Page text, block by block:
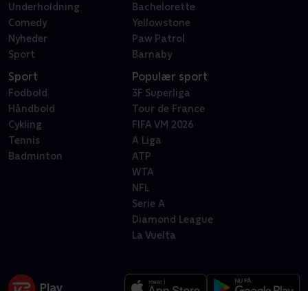
Underholdning
Comedy
Nyheder
Sport
Bachelorette
Yellowstone
Paw Patrol
Barnaby
Sport
Fodbold
Håndbold
Cykling
Tennis
Badminton
Populær sport
3F Superliga
Tour de France
FIFA VM 2026
A Liga
ATP
WTA
NFL
Serie A
Diamond League
La Vuelta